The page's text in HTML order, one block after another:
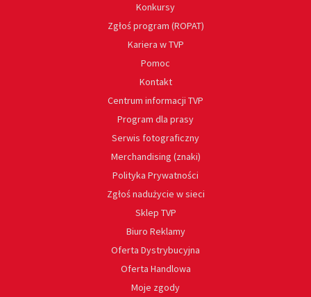
Konkursy
Zgłoś program (ROPAT)
Kariera w TVP
Pomoc
Kontakt
Centrum informacji TVP
Program dla prasy
Serwis fotograficzny
Merchandising (znaki)
Polityka Prywatności
Zgłoś nadużycie w sieci
Sklep TVP
Biuro Reklamy
Oferta Dystrybucyjna
Oferta Handlowa
Moje zgody